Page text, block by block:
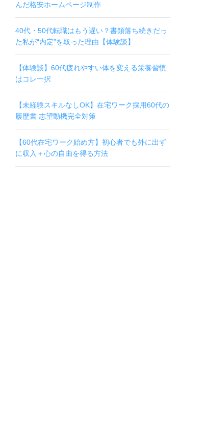
んだ格安ホームページ制作
40代・50代転職はもう遅い？書類落ち続きだっ
た私が“内定”を取った理由【体験談】
【体験談】60代疲れやすい体を変える栄養習慣
はコレ一択
【未経験スキルなしOK】在宅ワーク採用60代の
履歴書 志望動機完全対策
【60代在宅ワーク始め方】初心者でも外に出ず
に収入＋心の自由を得る方法